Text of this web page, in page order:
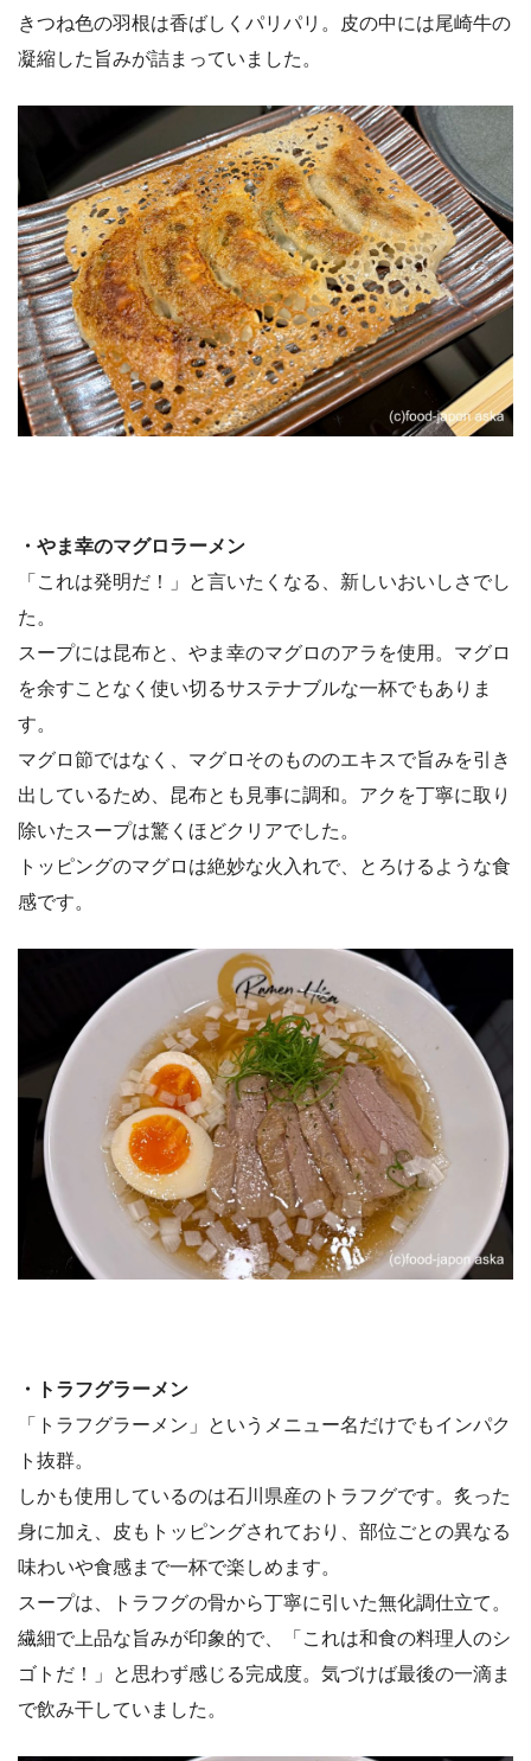
きつね色の羽根は香ばしくパリパリ。皮の中には尾崎牛の
凝縮した旨みが詰まっていました。
・やま幸のマグロラーメン
「これは発明だ！」と言いたくなる、新しいおいしさでし
た。
スープには昆布と、やま幸のマグロのアラを使用。マグロ
を余すことなく使い切るサステナブルな一杯でもありま
す。
マグロ節ではなく、マグロそのもののエキスで旨みを引き
出しているため、昆布とも見事に調和。アクを丁寧に取り
除いたスープは驚くほどクリアでした。
トッピングのマグロは絶妙な火入れで、とろけるような食
感です。
・トラフグラーメン
「トラフグラーメン」というメニュー名だけでもインパク
ト抜群。
しかも使用しているのは石川県産のトラフグです。炙った
身に加え、皮もトッピングされており、部位ごとの異なる
味わいや食感まで一杯で楽しめます。
スープは、トラフグの骨から丁寧に引いた無化調仕立て。
繊細で上品な旨みが印象的で、「これは和食の料理人のシ
ゴトだ！」と思わず感じる完成度。気づけば最後の一滴ま
で飲み干していました。